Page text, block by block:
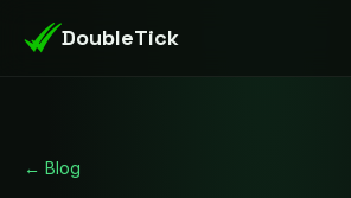
DoubleTick
← Blog